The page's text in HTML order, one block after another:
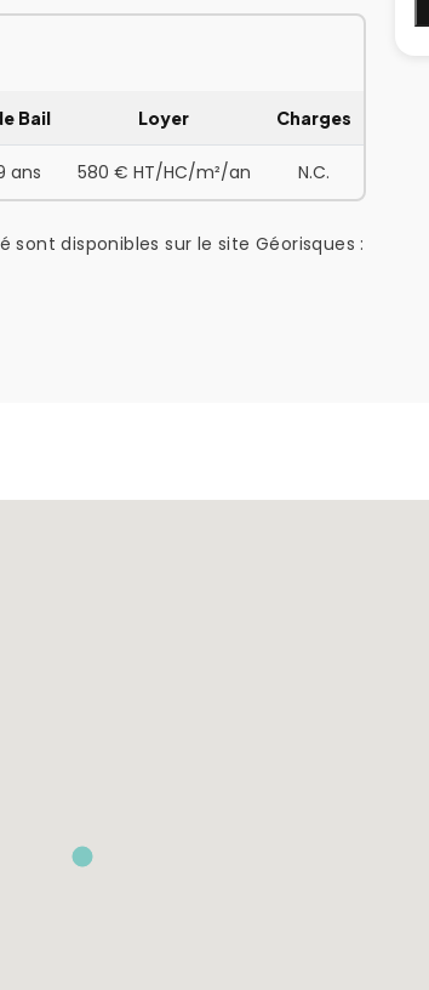
Bail Loyer Charges
ans 580 € HT/HC/m²/an N.C.
sont disponibles sur le site Géorisques :